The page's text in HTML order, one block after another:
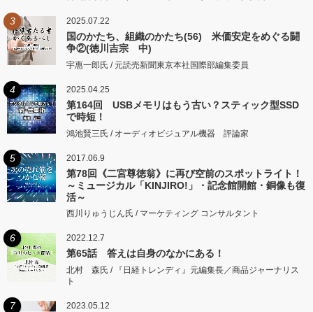
3 2025.07.22
国のかたち、組織のかたち(56) 米価安定をめぐる闘
争②(徳川吉宗 中)
宇惠一郎氏 / 元読売新聞東京本社国際部編集委員
4 2025.04.25
第164回 USBメモリはもう古い？スティック型SSD
で時短！
鴻池賢三氏 / オーディオビジュアル機器 評論家
5 2017.06.9
第78回《二宮尊徳翁》に再び空前のスポットライト！
～ミュージカル「KINJIRO!」・記念館開館・銅像も復
活～
西川りゅうじん氏 / マーケティング コンサルタント
6 2022.12.7
第65話 答えは自身のなかにある！
北村 森氏 / 『日経トレンディ』元編集長／商品ジャーナリス
ト
7 2023.05.12